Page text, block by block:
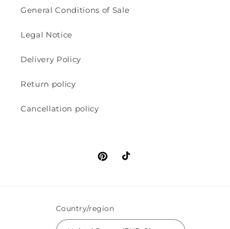
General Conditions of Sale
Legal Notice
Delivery Policy
Return policy
Cancellation policy
PinterestTikTok
Country/region